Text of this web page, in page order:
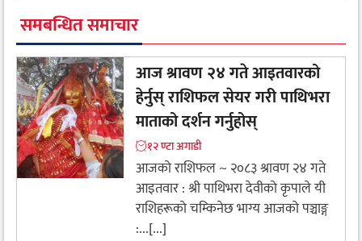
समबन्धित समाचार
आज श्रावण २४ गते आइतवारको
हेर्नुस् राशिफल सेयर गरी पाथिभरा
माताको दर्शन गर्नुहोस्
१२ ण्टा अगाडी
आजको राशिफल ~ २०८३ श्रावण २४ गते
आइतवार : श्री पाथिभरा देवीकाे कृपाले यी
राशिहरूकाे चम्किनेछ भाग्य आजको पञ्चाङ्ग
:...[...]